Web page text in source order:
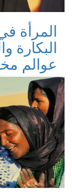
المرأة
البكارة
عوالم